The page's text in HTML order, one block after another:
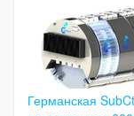
Германская